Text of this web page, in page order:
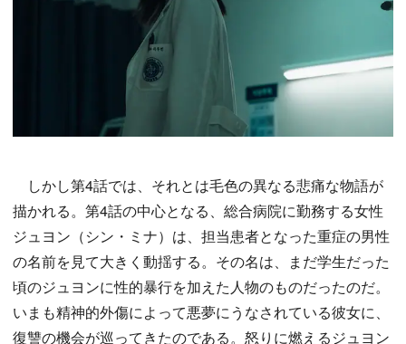
しかし第4話では、それとは毛色の異なる悲痛な物語が
描かれる。第4話の中心となる、総合病院に勤務する女性
ジュヨン（シン・ミナ）は、担当患者となった重症の男性
の名前を見て大きく動揺する。その名は、まだ学生だった
頃のジュヨンに性的暴行を加えた人物のものだったのだ。
いまも精神的外傷によって悪夢にうなされている彼女に、
復讐の機会が巡ってきたのである。怒りに燃えるジュヨン